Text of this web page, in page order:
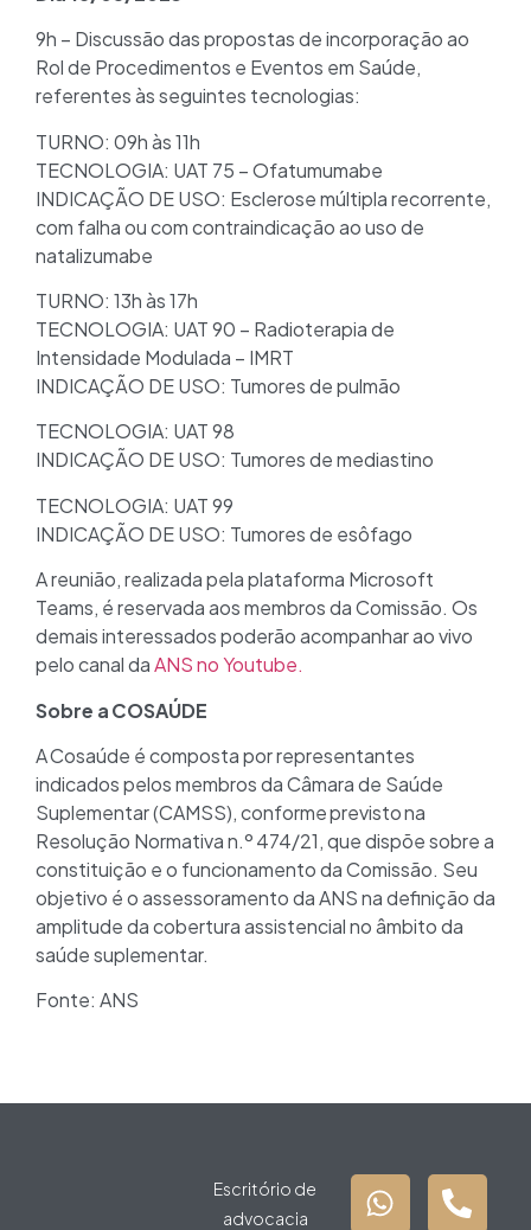
9h – Discussão das propostas de incorporação ao
Rol de Procedimentos e Eventos em Saúde,
referentes às seguintes tecnologias:
TURNO: 09h às 11h
TECNOLOGIA: UAT 75 – Ofatumumabe
INDICAÇÃO DE USO: Esclerose múltipla recorrente,
com falha ou com contraindicação ao uso de
natalizumabe
TURNO: 13h às 17h
TECNOLOGIA: UAT 90 – Radioterapia de
Intensidade Modulada – IMRT
INDICAÇÃO DE USO: Tumores de pulmão
TECNOLOGIA: UAT 98
INDICAÇÃO DE USO: Tumores de mediastino
TECNOLOGIA: UAT 99
INDICAÇÃO DE USO: Tumores de esôfago
A reunião, realizada pela plataforma Microsoft
Teams, é reservada aos membros da Comissão. Os
demais interessados poderão acompanhar ao vivo
pelo canal daANS no Youtube.
Sobre a COSAÚDE
A Cosaúde é composta por representantes
indicados pelos membros da Câmara de Saúde
Suplementar (CAMSS), conforme previsto na
Resolução Normativa n.º 474/21, que dispõe sobre a
constituição e o funcionamento da Comissão. Seu
objetivo é o assessoramento da ANS na definição da
amplitude da cobertura assistencial no âmbito da
saúde suplementar.
Fonte: ANS
Escritório de
advocacia